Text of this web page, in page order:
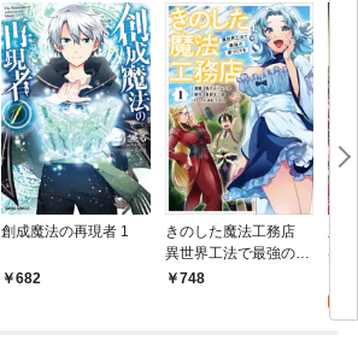
創成魔法の再現者 1
682
きのした魔法工務店
異世界工法で最強の家
づくりを（コミック）
748
兆
る